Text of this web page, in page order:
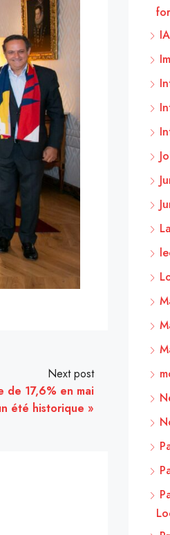
Next post
de 17,6% en mai
été historique »
IA